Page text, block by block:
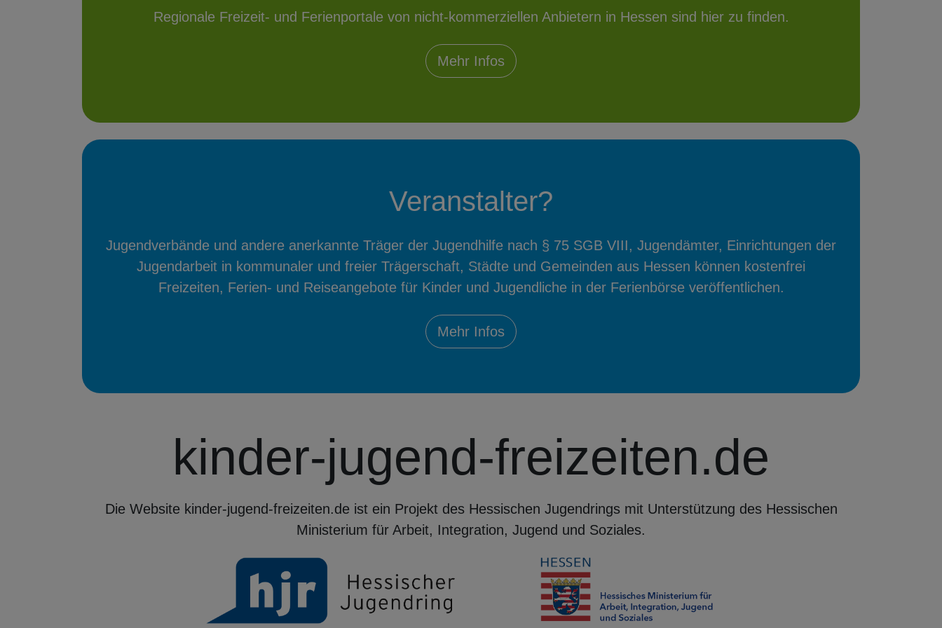
Regionale Freizeit- und Ferienportale von nicht-kommerziellen Anbietern in Hessen sind hier zu finden.
Mehr Infos
Veranstalter?
Jugendverbände und andere anerkannte Träger der Jugendhilfe nach § 75 SGB VIII, Jugendämter, Einrichtungen der
Jugendarbeit in kommunaler und freier Trägerschaft, Städte und Gemeinden aus Hessen können kostenfrei
Freizeiten, Ferien- und Reiseangebote für Kinder und Jugendliche in der Ferienbörse veröffentlichen.
Mehr Infos
kinder-jugend-freizeiten.de
Die Website kinder-jugend-freizeiten.de ist ein Projekt des Hessischen Jugendrings mit Unterstützung des Hessischen
Ministerium für Arbeit, Integration, Jugend und Soziales.